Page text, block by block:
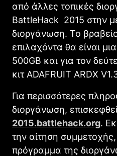
από άλλες τοπικές
BattleHack 2015 στην
διοργάνωση. Το
επιλαχόντα θα είναι
500GB και για τον
κιτ ADAFRUIT ARDX
Για περισσότερες
διοργάνωση,
2015.battlehack.org.
την αίτηση
πρόγραμμα της